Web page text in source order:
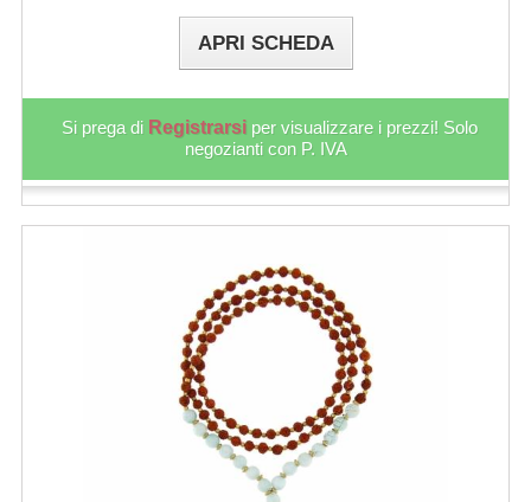
APRI SCHEDA
Si prega di Registrarsi per visualizzare i prezzi! Solo
negozianti con P. IVA